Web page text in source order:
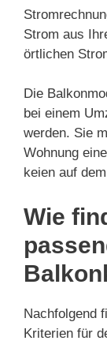
Strom aus
örtlichen
Die
bei einem
werden. Sie
Wohnung
keien auf
Wie
Nachfolgend
Kriterien für